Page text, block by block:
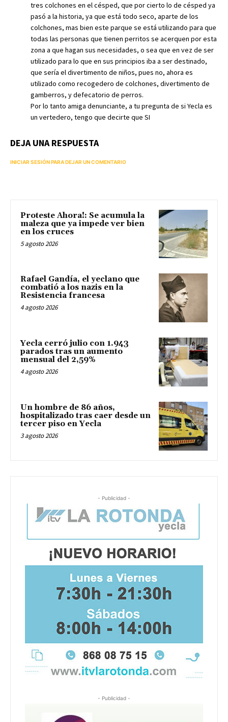
tres colchones en el césped, que por cierto lo de césped ya
pasó a la historia, ya que está todo seco, aparte de los
colchones, mas bien este parque se está utilizando para que
todas las personas que tienen perritos se acerquen por esta
zona a que hagan sus necesidades, o sea que en vez de ser
utilizado para lo que en sus principios iba a ser destinado,
que sería el divertimento de niños, pues no, ahora es
utilizado como recogedero de colchones, divertimento de
gamberros, y defecatorio de perros.
Por lo tanto amiga denunciante, a tu pregunta de si Yecla es
un vertedero, tengo que decirte que SI
DEJA UNA RESPUESTA
INICIAR SESIÓN PARA DEJAR UN COMENTARIO
Proteste Ahora!: Se acumula la
maleza que ya impede ver bien
en los cruces
5 agosto 2026
Rafael Gandía, el yeclano que
combatió a los nazis en la
Resistencia francesa
4 agosto 2026
Yecla cerró julio con 1.943
parados tras un aumento
mensual del 2,59%
4 agosto 2026
Un hombre de 86 años,
hospitalizado tras caer desde un
tercer piso en Yecla
3 agosto 2026
- Publicidad -
- Publicidad -